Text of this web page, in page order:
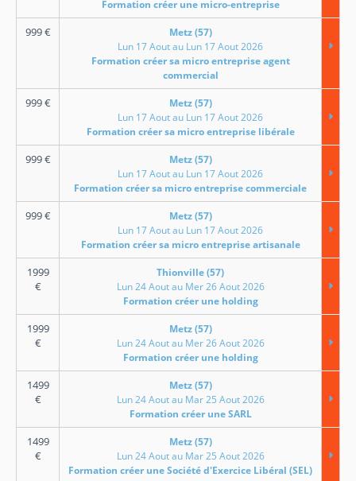
Formation créer une micro-entreprise
999€
Metz (57)
Lun 17 Aout au Lun 17 Aout 2026
Formation créer sa micro entreprise agent
commercial
999€
Metz (57)
Lun 17 Aout au Lun 17 Aout 2026
Formation créer sa micro entreprise libérale
999€
Metz (57)
Lun 17 Aout au Lun 17 Aout 2026
Formation créer sa micro entreprise commerciale
999€
Metz (57)
Lun 17 Aout au Lun 17 Aout 2026
Formation créer sa micro entreprise artisanale
1999
€
Thionville (57)
Lun 24 Aout au Mer 26 Aout 2026
Formation créer une holding
1999
€
Metz (57)
Lun 24 Aout au Mer 26 Aout 2026
Formation créer une holding
1499
€
Metz (57)
Lun 24 Aout au Mar 25 Aout 2026
Formation créer une SARL
1499
€
Metz (57)
Lun 24 Aout au Mar 25 Aout 2026
Formation créer une Société d'Exercice Libéral (SEL)